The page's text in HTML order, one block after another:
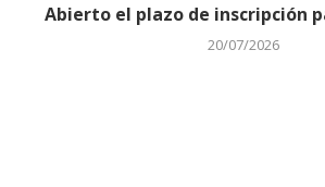
Abierto el plazo de inscripción
20/07/2026